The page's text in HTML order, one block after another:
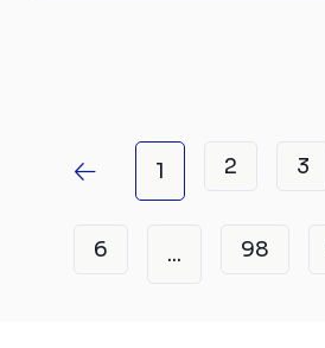
1 2 3
6 ... 98